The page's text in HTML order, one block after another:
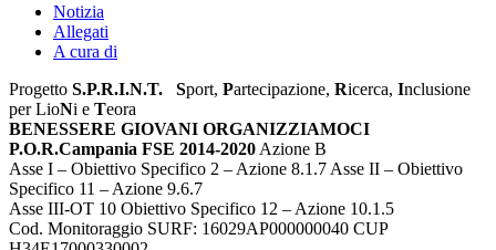
Notizia
Allegati
A cura di
Progetto S.P.R.I.N.T. Sport, Partecipazione, Ricerca, Inclusione
per LioNi e Teora
BENESSERE GIOVANI ORGANIZZIAMOCI
P.O.R.Campania FSE 2014-2020 Azione B
Asse I – Obiettivo Specifico 2 – Azione 8.1.7 Asse II – Obiettivo
Specifico 11 – Azione 9.6.7
Asse III-OT 10 Obiettivo Specifico 12 – Azione 10.1.5
Cod. Monitoraggio SURF: 16029AP000000040 CUP